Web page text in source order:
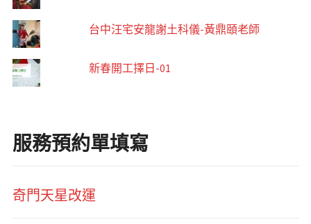
台中汪宅安龍謝土科儀-黃鼎頤老師
新春開工擇日-01
服務預約單填寫
奇門天星改運